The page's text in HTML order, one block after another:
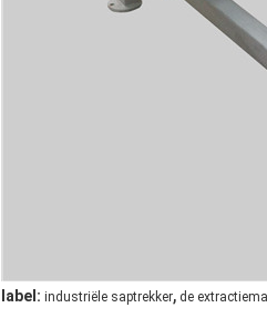
label: industriële saptrekker, de